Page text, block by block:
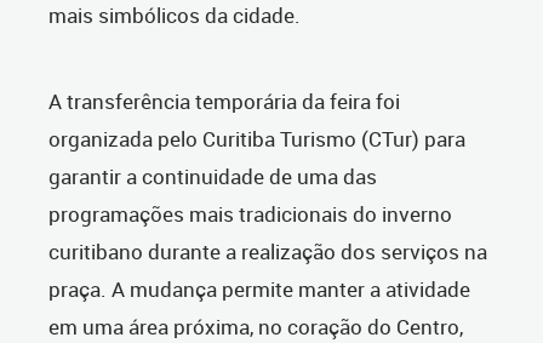
mais simbólicos da cidade.
A transferência temporária da feira foi
organizada pelo Curitiba Turismo (CTur) para
garantir a continuidade de uma das
programações mais tradicionais do inverno
curitibano durante a realização dos serviços na
praça. A mudança permite manter a atividade
em uma área próxima, no coração do Centro,